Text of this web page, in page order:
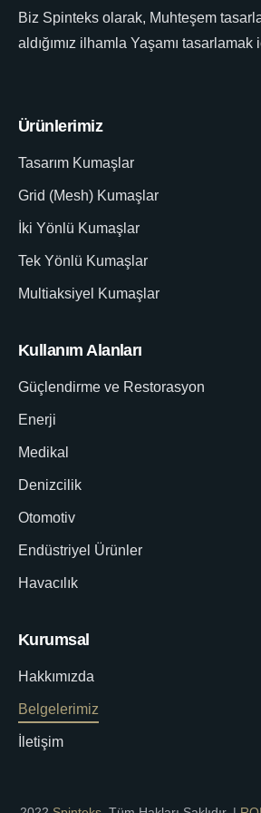
Biz Spinteks olarak, Muhteşem
aldığımız ilhamla Yaşamı tasarlamak
Ürünlerimiz
Tasarım Kumaşlar
Grid (Mesh) Kumaşlar
İki Yönlü Kumaşlar
Tek Yönlü Kumaşlar
Multiaksiyel Kumaşlar
Kullanım Alanları
Güçlendirme ve Restorasyon
Enerji
Medikal
Denizcilik
Otomotiv
Endüstriyel Ürünler
Havacılık
Kurumsal
Hakkımızda
Belgelerimiz
İletişim